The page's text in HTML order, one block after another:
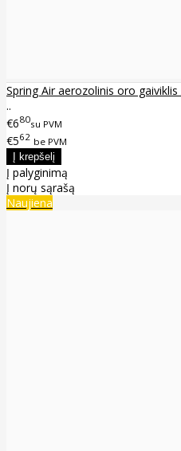
Spring Air aerozolinis oro gaiviklis
..
€680su PVM
€562 be PVM
Į palyginimą
Į norų sąrašą
Naujiena